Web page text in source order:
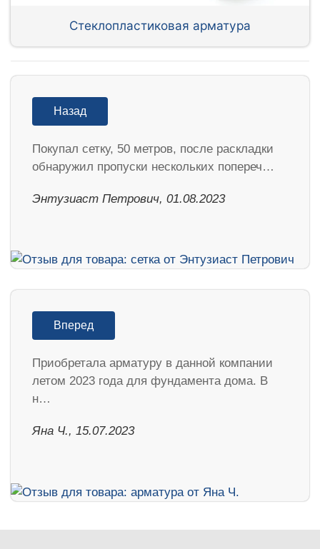
Стеклопластиковая арматура
Назад
Покупал сетку, 50 метров, после раскладки
обнаружил пропуски нескольких попереч…
Энтузиаст Петрович, 01.08.2023
Вперед
Приобретала арматуру в данной компании
летом 2023 года для фундамента дома. В
н…
Яна Ч., 15.07.2023